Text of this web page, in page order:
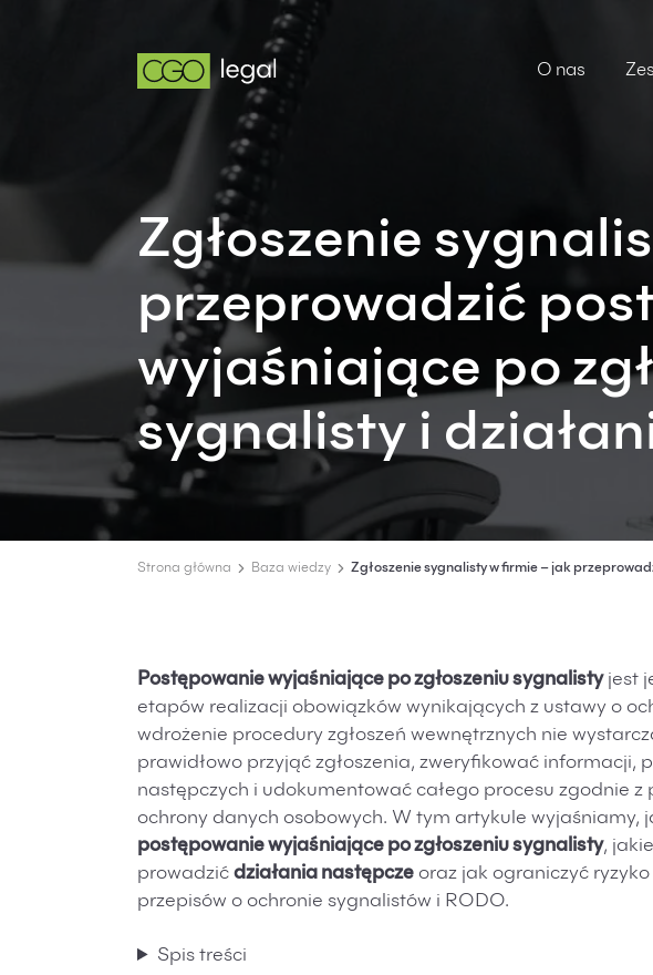
O nas
Zgłoszenie
przeprowadzić
wyjaśniające po
sygnalisty i
Strona główna Baza wiedzy Zgłoszenie sygnalisty w firmie – jak
Postępowanie wyjaśniające po zgłoszeniu sygnalistyjest
etapów realizacji obowiązków wynikających z ustawy o
wdrożenie procedury zgłoszeń wewnętrznych nie
prawidłowo przyjąć zgłoszenia, zweryfikować informacji,
następczych i udokumentować całego procesu zgodnie
ochrony danych osobowych. W tym artykule wyjaśniamy,
postępowanie wyjaśniające po zgłoszeniu sygnalisty,
prowadzić działania następcze oraz jak ograniczyć
przepisów o ochronie sygnalistów i RODO.
Spis treści